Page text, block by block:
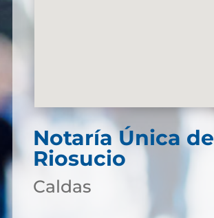
Notaría Única de
Riosucio
Caldas